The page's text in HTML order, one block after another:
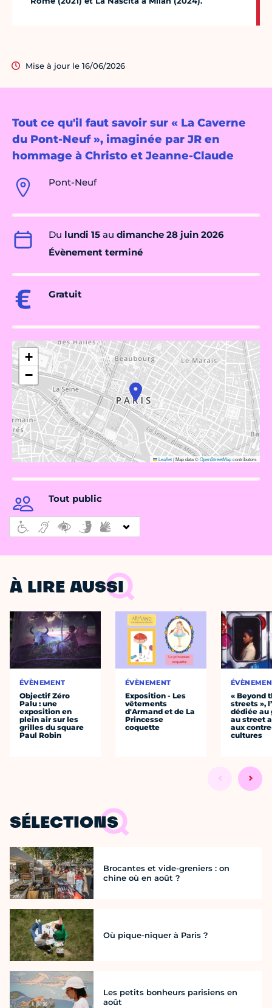
Tout ce qu'il faut savoir sur « La Caverne
du Pont-Neuf », imaginée par JR en
hommage à Christo et Jeanne-Claude
Pont-Neuf
Du lundi 15 au dimanche 28 juin 2026
Évènement terminé
Gratuit
+
−
Leaflet|Map data ©OpenStreetMapcontributors
Tout public
Mise à jour le 16/06/2026
À LIRE AUSSI
ÉVÈNEMENT
Objectif Zéro
Palu : une
exposition en
plein air sur les
grilles du square
Paul Robin
ÉVÈNEMENT
Exposition - Les
vêtements
d'Armand et de La
Princesse
coquette
« Beyond
streets »,
dédiée au
au street
aux
cultures
SÉLECTIONS
Brocantes et vide-greniers : on
chine où en août ?
Où pique-niquer à Paris ?
Les petits bonheurs parisiens en
août